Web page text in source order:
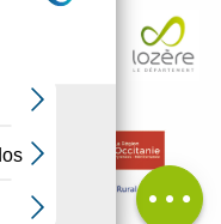
Descripción
Tarifas
Comentarios